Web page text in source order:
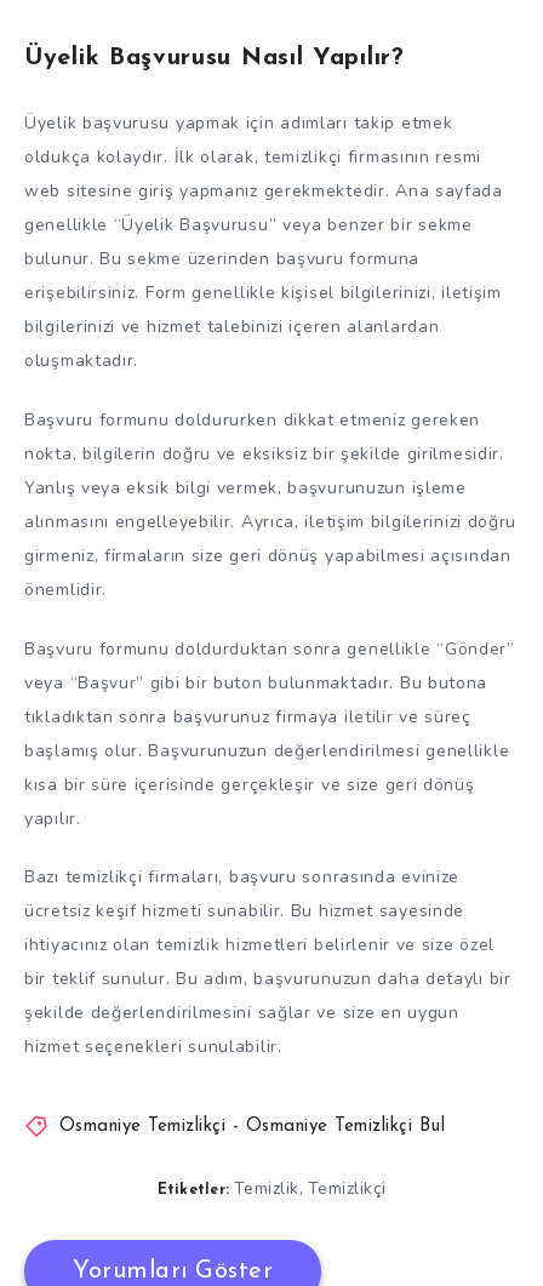
Üyelik Başvurusu Nasıl Yapılır?
Üyelik başvurusu yapmak için adımları takip etmek
oldukça kolaydır. İlk olarak, temizlikçi firmasının resmi
web sitesine giriş yapmanız gerekmektedir. Ana sayfada
genellikle “Üyelik Başvurusu” veya benzer bir sekme
bulunur. Bu sekme üzerinden başvuru formuna
erişebilirsiniz. Form genellikle kişisel bilgilerinizi, iletişim
bilgilerinizi ve hizmet talebinizi içeren alanlardan
oluşmaktadır.
Başvuru formunu doldururken dikkat etmeniz gereken
nokta, bilgilerin doğru ve eksiksiz bir şekilde girilmesidir.
Yanlış veya eksik bilgi vermek, başvurunuzun işleme
alınmasını engelleyebilir. Ayrıca, iletişim bilgilerinizi doğru
girmeniz, firmaların size geri dönüş yapabilmesi açısından
önemlidir.
Başvuru formunu doldurduktan sonra genellikle “Gönder”
veya “Başvur” gibi bir buton bulunmaktadır. Bu butona
tıkladıktan sonra başvurunuz firmaya iletilir ve süreç
başlamış olur. Başvurunuzun değerlendirilmesi genellikle
kısa bir süre içerisinde gerçekleşir ve size geri dönüş
yapılır.
Bazı temizlikçi firmaları, başvuru sonrasında evinize
ücretsiz keşif hizmeti sunabilir. Bu hizmet sayesinde
ihtiyacınız olan temizlik hizmetleri belirlenir ve size özel
bir teklif sunulur. Bu adım, başvurunuzun daha detaylı bir
şekilde değerlendirilmesini sağlar ve size en uygun
hizmet seçenekleri sunulabilir.
Osmaniye Temizlikçi - Osmaniye Temizlikçi Bul
Etiketler: Temizlik, Temizlikçi
Yorumları Göster